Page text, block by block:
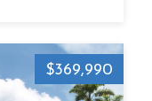
$369,990